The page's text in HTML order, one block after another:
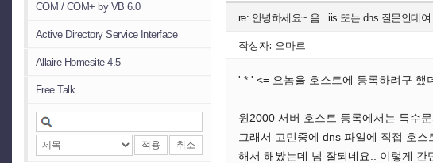
COM / COM+ by VB 6.0
Active Directory Service Interface
Allaire Homesite 4.5
Free Talk
적용 취소
re: 안녕하세요~ 음.. iis 또는 dns 질문인데여
작성자: 오마르
' * ' <= 요놈을 호스트에 등록하려구 했
윈2000 서버 호스트 등록에서는 특수
그래서 고민중에 dns 파일에 직접 호
해서 해봤는데 넘 잘되네요.. 이렇게 간